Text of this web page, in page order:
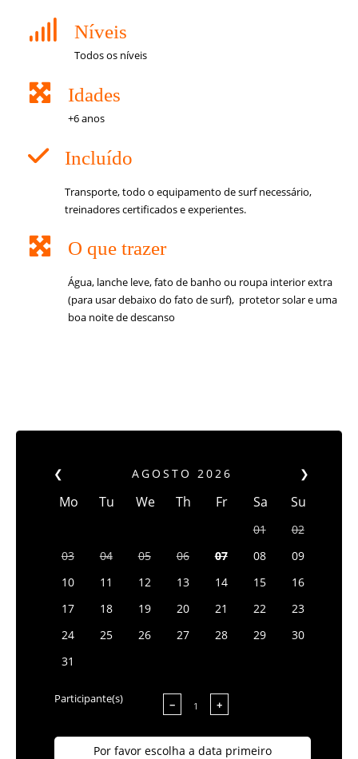
Níveis
Todos os níveis
Idades
+6 anos
Incluído
Transporte, todo o equipamento de surf necessário,
treinadores certificados e experientes.
O que trazer
Água, lanche leve, fato de banho ou roupa interior extra
(para usar debaixo do fato de surf), protetor solar e uma
boa noite de descanso
❮ ❯
AGOSTO 2026
Mo Tu We Th Fr Sa Su
01
02
03
04 05 06 07 08
09
10
11 12 13 14 15
16
17
18 19 20 21 22
23
24
25 26 27 28 29
30
31
Participante(s) − +
Por favor escolha a data primeiro